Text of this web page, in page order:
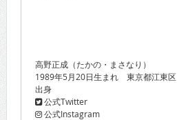
高野正成（たかの・まさなり）
1989年5月20日生まれ 東京都江東区
出身
公式Twitter
公式Instagram